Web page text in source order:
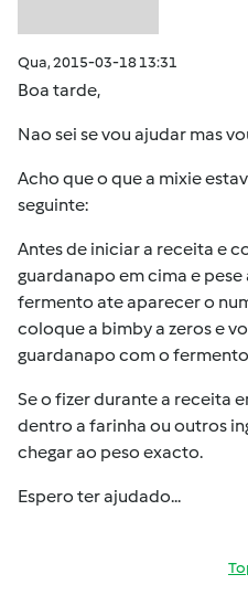
Qua, 2015-03-18 13:31
Boa tarde,
Nao sei se vou ajudar mas
Acho que o que a mixie
seguinte:
Antes de iniciar a receita e
guardanapo em cima e
fermento ate aparecer o
coloque a bimby a zeros e
guardanapo com o
Se o fizer durante a receita
dentro a farinha ou outros
chegar ao peso exacto.
Espero ter ajudado...